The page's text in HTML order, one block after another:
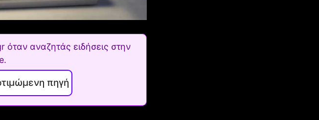
όταν αναζητάς ειδήσεις στην
πηγή